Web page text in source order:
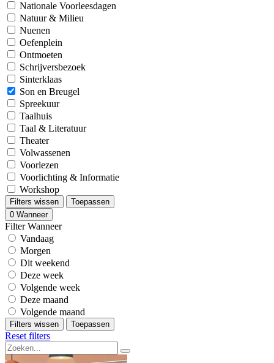
Nationale Voorleesdagen
Natuur & Milieu
Nuenen
Oefenplein
Ontmoeten
Schrijversbezoek
Sinterklaas
Son en Breugel
Spreekuur
Taalhuis
Taal & Literatuur
Theater
Volwassenen
Voorlezen
Voorlichting & Informatie
Workshop
Filters wissen
Toepassen
0 Wanneer
Filter Wanneer
Vandaag
Morgen
Dit weekend
Deze week
Volgende week
Deze maand
Volgende maand
Filters wissen Toepassen
Reset filters